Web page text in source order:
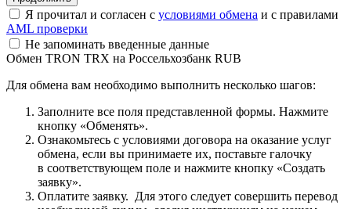
Я прочитал и согласен с условиями обмена и с правилами
AML проверки
Не запоминать введенные данные
Обмен TRON TRX на Россельхозбанк RUB
Для обмена вам необходимо выполнить несколько шагов:
Заполните все поля представленной формы. Нажмите
кнопку «Обменять».
Ознакомьтесь с условиями договора на оказание услуг
обмена, если вы принимаете их, поставьте галочку
в соответствующем поле и нажмите кнопку «Создать
заявку».
Оплатите заявку. Для этого следует совершить перевод